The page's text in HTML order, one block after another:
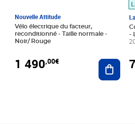
Nouvelle Attitude
Vélo électrique du facteur,
reconditionné - Taille normale -
Noir/ Rouge
1 490,00€
-
7